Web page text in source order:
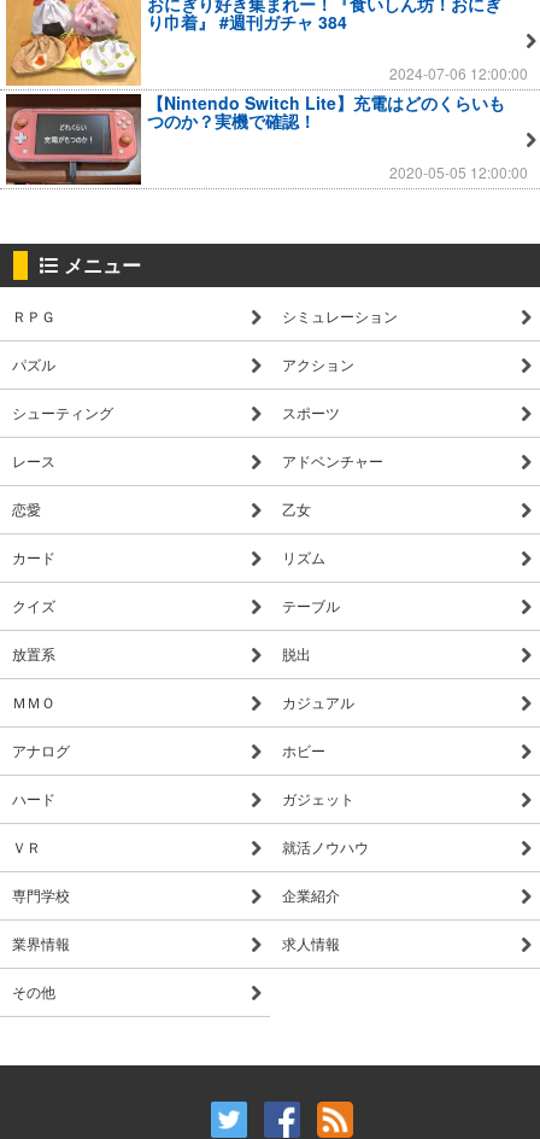
り巾着』 #週刊ガチャ 384
2024-07-06 12:00:00
【Nintendo Switch Lite】充電はどのくらいも
つのか？実機で確認！
2020-05-05 12:00:00
メニュー
ＲＰＧ シミュレーション
パズル アクション
シューティング スポーツ
レース アドベンチャー
恋愛 乙女
カード リズム
クイズ テーブル
放置系 脱出
ＭＭＯ カジュアル
アナログ ホビー
ハード ガジェット
ＶＲ 就活ノウハウ
専門学校 企業紹介
業界情報 求人情報
その他